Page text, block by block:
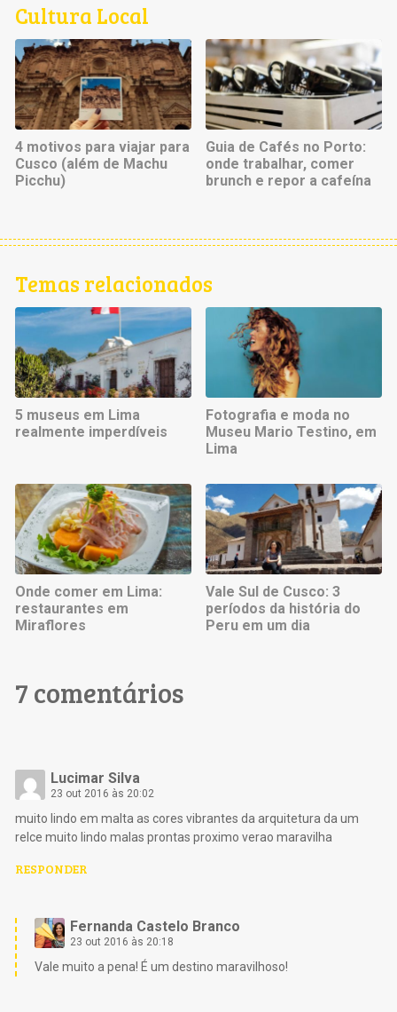
Cultura Local
4 motivos para viajar para
Cusco (além de Machu
Picchu)
Guia de Cafés no Porto:
onde trabalhar, comer
brunch e repor a cafeína
Temas relacionados
5 museus em Lima
realmente imperdíveis
Fotografia e moda no
Museu Mario Testino, em
Lima
Onde comer em Lima:
restaurantes em
Miraflores
Vale Sul de Cusco: 3
períodos da história do
Peru em um dia
7 comentários
Lucimar Silva
23 out 2016 às 20:02
muito lindo em malta as cores vibrantes da arquitetura da um
relce muito lindo malas prontas proximo verao maravilha
RESPONDER
Fernanda Castelo Branco
23 out 2016 às 20:18
Vale muito a pena! É um destino maravilhoso!